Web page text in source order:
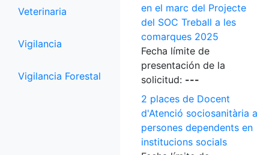
Veterinaria
Vigilancia
Vigilancia Forestal
en el marc del Projecte
del SOC Treball a les
comarques 2025
Fecha límite de
presentación de la
solicitud: ---
2 places de Docent
d'Atenció sociosanitària a
persones dependents en
institucions socials